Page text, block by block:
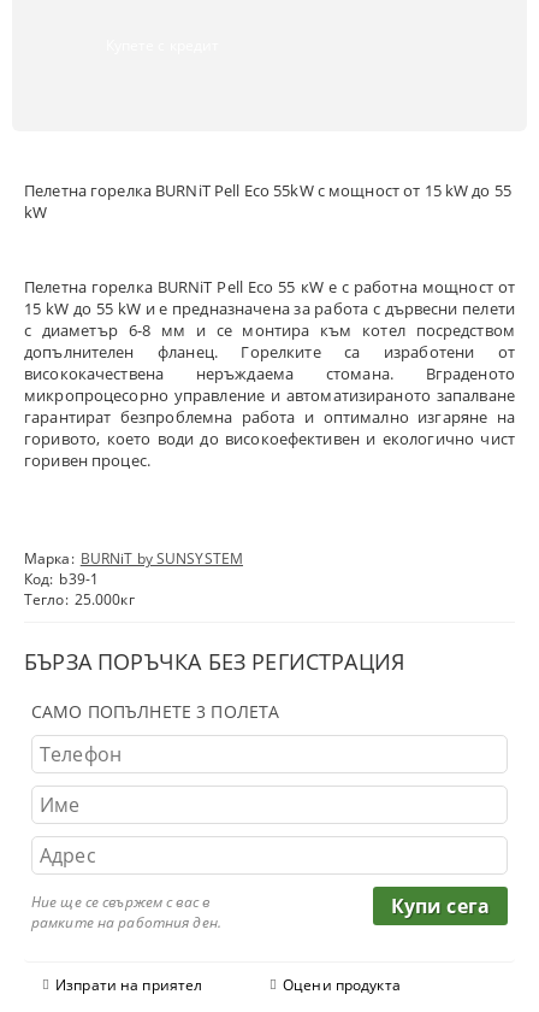
Пелетна горелка BURNiT Pell Eco 55kW с мощност от 15 kW до 55
kW
Пелетна горелка BURNiT Pell Eco 55 кW е с работна мощност от
15 kW до 55 kW и е предназначена за работа с дървесни пелети
с диаметър 6-8 мм и се монтира към котел посредством
допълнителен фланец. Горелките са изработени от
висококачествена неръждаема стомана. Вграденото
микропроцесорно управление и автоматизираното запалване
гарантират безпроблемна работа и оптимално изгаряне на
горивото, което води до високоефективен и екологично чист
горивен процес.
Марка: BURNiT by SUNSYSTEM
Код: b39-1
Тегло: 25.000кг
БЪРЗА ПОРЪЧКА БЕЗ РЕГИСТРАЦИЯ
САМО ПОПЪЛНЕТЕ 3 ПОЛЕТА
Ние ще се свържем с вас в
рамките на работния ден.
Изпрати на приятел Оцени продукта